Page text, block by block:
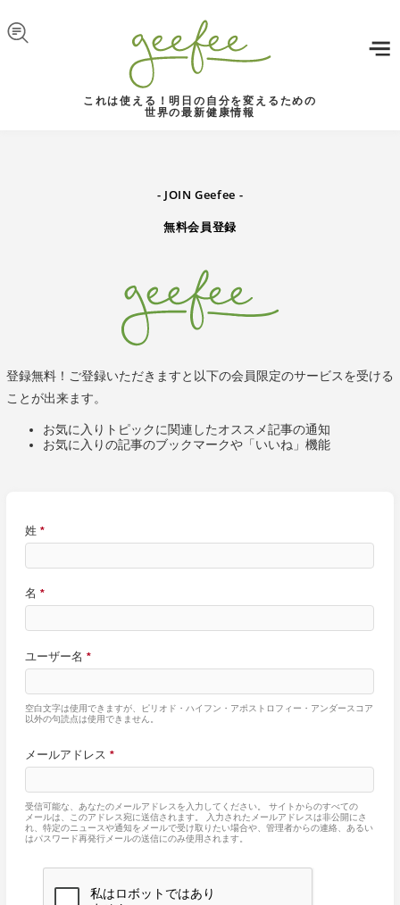
これは使える！明日の自分を変えるための
世界の最新健康情報
- JOINGeefee -
無料会員登録
登録無料！ご登録いただきますと以下の会員限定のサービスを受ける
ことが出来ます。
お気に入りトピックに関連したオススメ記事の通知
お気に入りの記事のブックマークや「いいね」機能
姓*
名*
ユーザー名*
空白文字は使用できますが、ピリオド・ハイフン・アポストロフィー・アンダースコア
以外の句読点は使用できません。
メールアドレス*
受信可能な、あなたのメールアドレスを入力してください。 サイトからのすべての
メールは、このアドレス宛に送信されます。 入力されたメールアドレスは非公開にさ
れ、特定のニュースや通知をメールで受け取りたい場合や、管理者からの連絡、あるい
はパスワード再発行メールの送信にのみ使用されます。